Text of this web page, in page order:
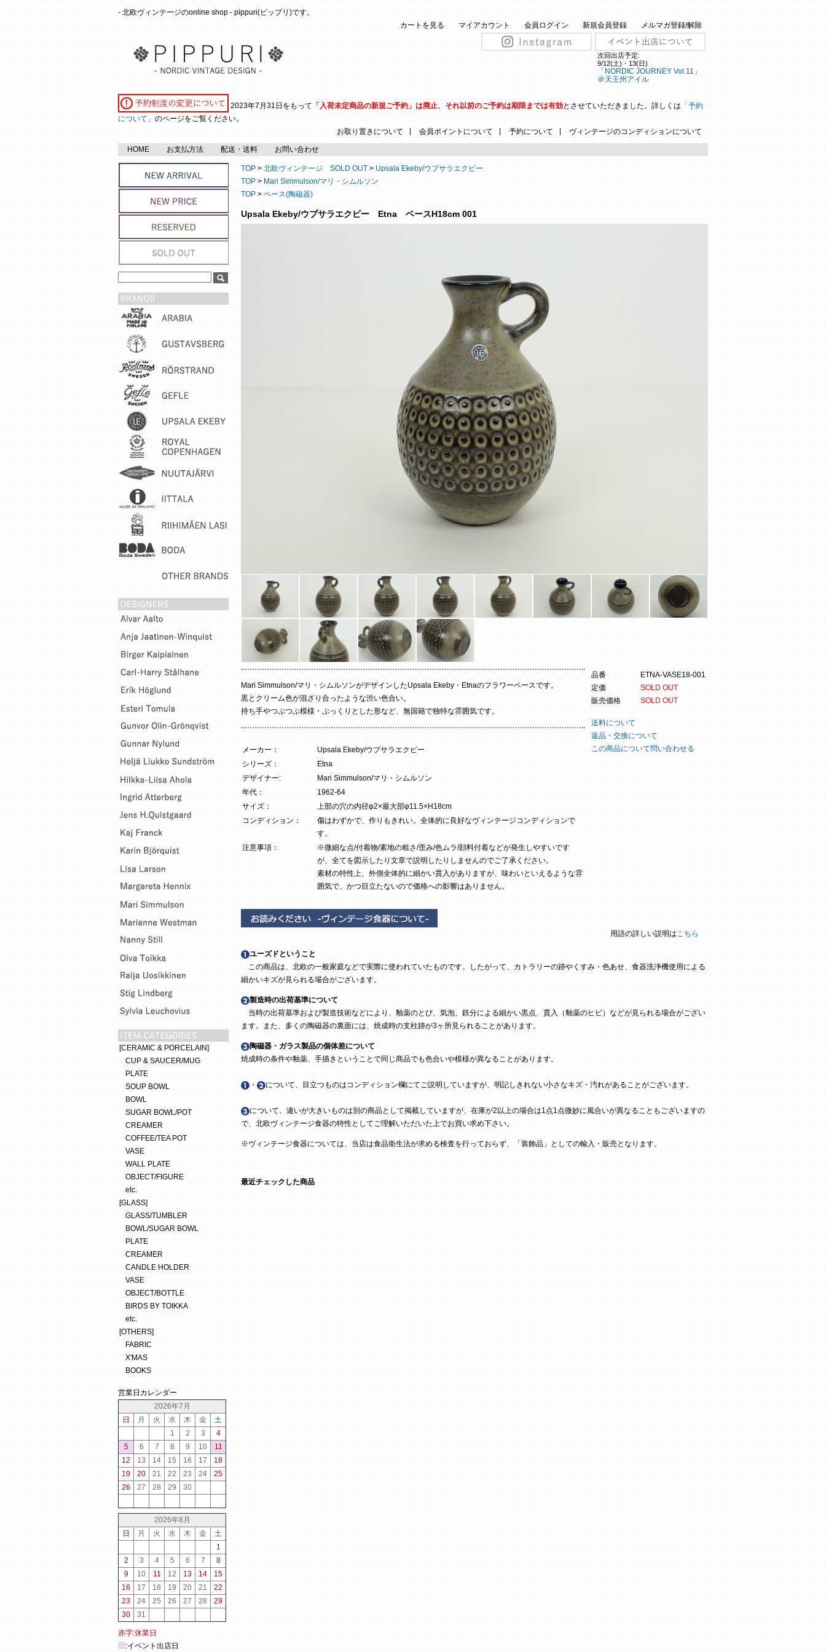
- 北欧ヴィンテージのonline shop - pippuri(ピップリ)です。
カートを見る
マイアカウント 会員ログイン 新規会員登録 メルマガ登録/解除
次回出店予定:
9/12(土)・13(日)
「NORDIC JOURNEY Vol.11」
＠天王州アイル
2023年7月31日をもって 「入荷未定商品の新規ご予約」は廃止、それ以前のご予約は期限までは有効とさせていただきました。詳しくは 「予約
について」 のページをご覧ください。
お取り置きについて
会員ポイントについて 予約について ヴィンテージのコンディションについて
HOME お支払方法 配送・送料 お問い合わせ
TOP > 北欧ヴィンテージ SOLD OUT > Upsala Ekeby/ウプサラエクビー
TOP > Mari Simmulson/マリ・シムルソン
TOP > ベース(陶磁器)
Upsala Ekeby/ウプサラエクビー Etna ベースH18cm 001
品番
ETNA-VASE18-001
定価
SOLD OUT
販売価格
SOLD OUT
送料について
返品・交換について
この商品について問い合わせる
Mari Simmulson/マリ・シムルソンがデザインしたUpsala Ekeby・Etnaのフラワーベースです。
黒とクリーム色が混ざり合ったような渋い色合い。
持ち手やつぶつぶ模様・ぷっくりとした形など、無国籍で独特な雰囲気です。
メーカー：
Upsala Ekeby/ウプサラエクビー
シリーズ：
Etna
デザイナー:
Mari Simmulson/マリ・シムルソン
年代：
1962-64
サイズ：
上部の穴の内径φ2×最大部φ11.5×H18cm
コンディション：
傷はわずかで、作りもきれい。全体的に良好なヴィンテージコンディションで
す。
注意事項：
※微細な点/付着物/素地の粗さ/歪み/色ムラ/顔料付着などが発生しやすいです
が、全てを図示したり文章で説明したりしませんのでご了承ください。
素材の特性上、外側全体的に細かい貫入がありますが、味わいといえるような雰
囲気で、かつ目立たないので価格への影響はありません。
用語の詳しい説明はこちら
ユーズドということ
この商品は、北欧の一般家庭などで実際に使われていたものです。したがって、カトラリーの跡やくすみ・色あせ、食器洗浄機使用による
細かいキズが見られる場合がございます。
製造時の出荷基準について
当時の出荷基準および製造技術などにより、釉薬のとび、気泡、鉄分による細かい黒点、貫入（釉薬のヒビ）などが見られる場合がござい
ます。また、多くの陶磁器の裏面には、焼成時の支柱跡が3ヶ所見られることがあります。
陶磁器・ガラス製品の個体差について
焼成時の条件や釉薬、手描きということで同じ商品でも色合いや模様が異なることがあります。
・ について、目立つものはコンディション欄にてご説明していますが、明記しきれない小さなキズ・汚れがあることがございます。
について、違いが大きいものは別の商品として掲載していますが、在庫が2以上の場合は1点1点微妙に風合いが異なることもございますの
で、北欧ヴィンテージ食器の特性としてご理解いただいた上でお買い求め下さい。
※ヴィンテージ食器については、当店は食品衛生法が求める検査を行っておらず、「装飾品」としての輸入・販売となります。
最近チェックした商品
[CERAMIC & PORCELAIN]
CUP & SAUCER/MUG
PLATE
SOUP BOWL
BOWL
SUGAR BOWL/POT
CREAMER
COFFEE/TEA POT
VASE
WALL PLATE
OBJECT/FIGURE
etc.
[GLASS]
GLASS/TUMBLER
BOWL/SUGAR BOWL
PLATE
CREAMER
CANDLE HOLDER
VASE
OBJECT/BOTTLE
BIRDS BY TOIKKA
etc.
[OTHERS]
FABRIC
X'MAS
BOOKS
営業日カレンダー
2026年7月
日
月 火 水 木 金
土
1
2 3
4
5
6 7 8 9 10
11
12
13 14 15 16 17
18
19
20 21 22 23 24
25
26
27 28 29 30
2026年8月
日
月 火 水 木 金
土
1
2
3 4 5 6 7
8
9
10 11 12 13 14
15
16
17 18 19 20 21
22
23
24 25 26 27 28
29
30
31
赤字:休業日
:イベント出店日